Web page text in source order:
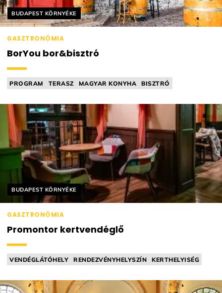
Helyszín címkék:
BUDAPEST KÖRNYÉKE
GASZTRONÓMIA
BorYou bor&bisztró
PROGRAM TERASZ MAGYAR KONYHA
BISZTRÓ
Helyszín címkék:
BUDAPEST KÖRNYÉKE
GASZTRONÓMIA
Promontor kertvendéglő
VENDÉGLÁTÓHELY RENDEZVÉNYHELYSZÍN
KERTHELYISÉG